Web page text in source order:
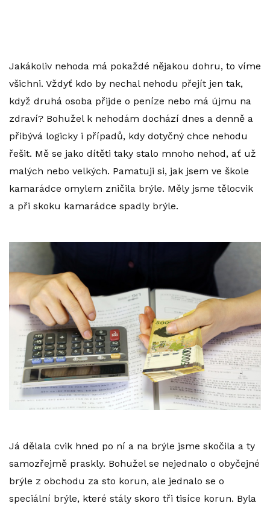
Jakákoliv nehoda má pokaždé nějakou dohru, to víme
všichni. Vždyť kdo by nechal nehodu přejít jen tak,
když druhá osoba přijde o peníze nebo má újmu na
zdraví? Bohužel k nehodám dochází dnes a denně a
přibývá logicky i případů, kdy dotyčný chce nehodu
řešit. Mě se jako dítěti taky stalo mnoho nehod, ať už
malých nebo velkých. Pamatuji si, jak jsem ve škole
kamarádce omylem zničila brýle. Měly jsme tělocvik
a při skoku kamarádce spadly brýle.
Já dělala cvik hned po ní a na brýle jsme skočila a ty
samozřejmě praskly. Bohužel se nejednalo o obyčejné
brýle z obchodu za sto korun, ale jednalo se o
speciální brýle, které stály skoro tři tisíce korun. Byla